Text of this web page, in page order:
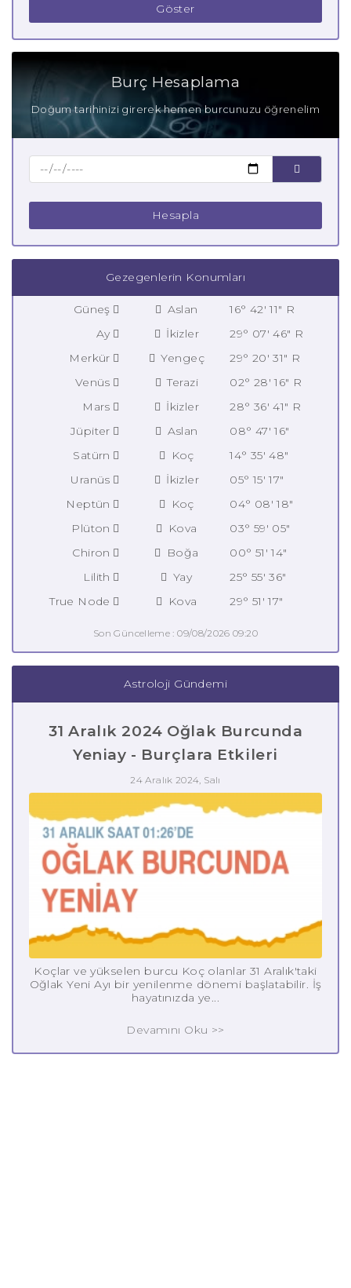
Göster
Burç Hesaplama
Doğum tarihinizi girerek hemen burcunuzu öğrenelim
Hesapla
Gezegenlerin Konumları
Güneş Aslan
16° 42' 11" R
Ay
İkizler
29° 07' 46" R
Merkür
Yengeç
29° 20' 31" R
Venüs
Terazi
02° 28' 16" R
Mars
İkizler
28° 36' 41" R
Jüpiter
Aslan
08° 47' 16"
Satürn
Koç
14° 35' 48"
Uranüs
İkizler
05° 15' 17"
Neptün
Koç
04° 08' 18"
Plüton
Kova
03° 59' 05"
Chiron
Boğa
00° 51' 14"
Lilith
Yay
25° 55' 36"
True Node
Kova 29° 51' 17"
Son Güncelleme : 09/08/2026 09:20
Astroloji Gündemi
31 Aralık 2024 Oğlak Burcunda
Yeniay - Burçlara Etkileri
24 Aralık 2024, Salı
Koçlar ve yükselen burcu Koç olanlar 31 Aralık'taki
Oğlak Yeni Ayı bir yenilenme dönemi başlatabilir. İş
hayatınızda ye...
Devamını Oku >>